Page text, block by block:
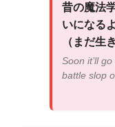
昔の魔法
いになるよ
（まだ生
Soon it’ll
battle slop